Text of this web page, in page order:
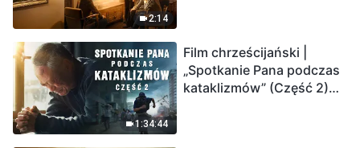
2:14
1:34:44
Film chrześcijański |
„Spotkanie Pana podczas
kataklizmów” (Część 2)